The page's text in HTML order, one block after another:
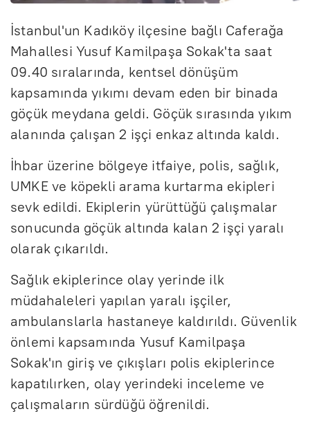
İstanbul'un Kadıköy ilçesine bağlı Caferağa
Mahallesi Yusuf Kamilpaşa Sokak'ta saat
09.40 sıralarında, kentsel dönüşüm
kapsamında yıkımı devam eden bir binada
göçük meydana geldi. Göçük sırasında yıkım
alanında çalışan 2 işçi enkaz altında kaldı.
İhbar üzerine bölgeye itfaiye, polis, sağlık,
UMKE ve köpekli arama kurtarma ekipleri
sevk edildi. Ekiplerin yürüttüğü çalışmalar
sonucunda göçük altında kalan 2 işçi yaralı
olarak çıkarıldı.
Sağlık ekiplerince olay yerinde ilk
müdahaleleri yapılan yaralı işçiler,
ambulanslarla hastaneye kaldırıldı. Güvenlik
önlemi kapsamında Yusuf Kamilpaşa
Sokak'ın giriş ve çıkışları polis ekiplerince
kapatılırken, olay yerindeki inceleme ve
çalışmaların sürdüğü öğrenildi.